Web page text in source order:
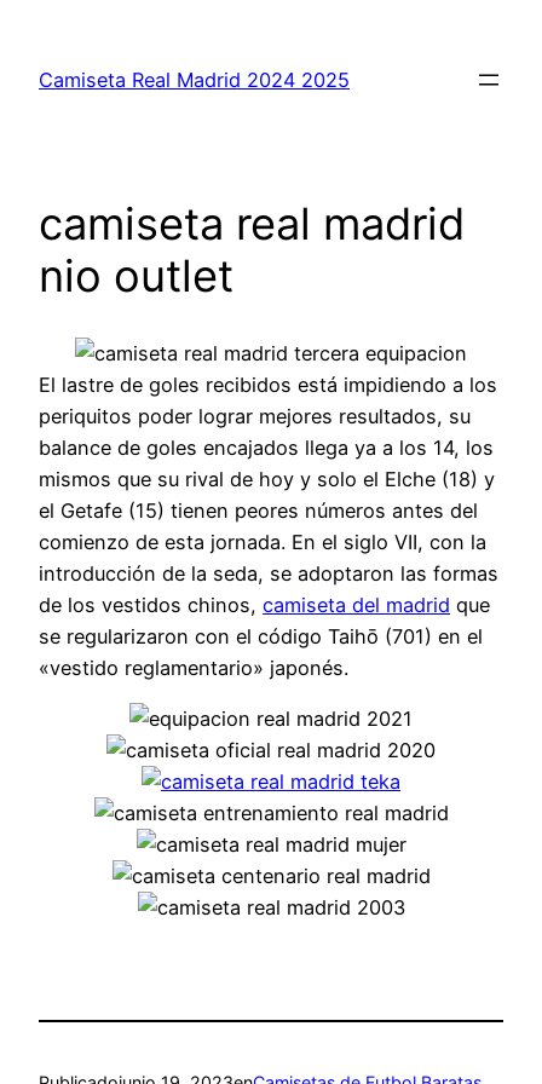
contenido
Camiseta Real Madrid 2024 2025
camiseta real madrid
nio outlet
El lastre de goles recibidos está impidiendo a los
periquitos poder lograr mejores resultados, su
balance de goles encajados llega ya a los 14, los
mismos que su rival de hoy y solo el Elche (18) y
el Getafe (15) tienen peores números antes del
comienzo de esta jornada. En el siglo VII, con la
introducción de la seda, se adoptaron las formas
de los vestidos chinos, camiseta del madrid que
se regularizaron con el código Taihō (701) en el
«vestido reglamentario» japonés.